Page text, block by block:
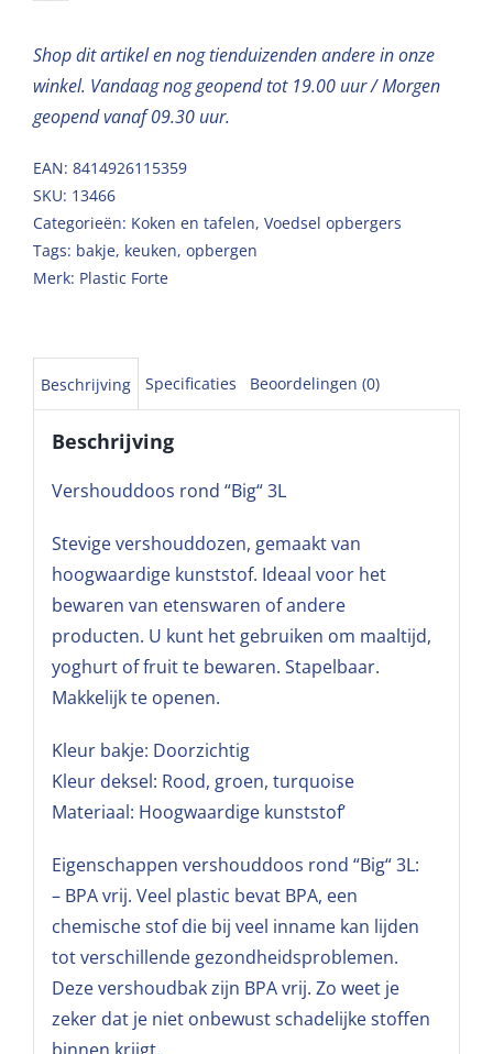
Shop dit artikel en nog tienduizenden andere in onze
winkel. Vandaag nog geopend tot 19.00 uur / Morgen
geopend vanaf 09.30 uur.
EAN: 8414926115359
SKU: 13466
Categorieën: Koken en tafelen, Voedsel opbergers
Tags: bakje, keuken, opbergen
Merk: Plastic Forte
Beschrijving Specificaties Beoordelingen (0)
Beschrijving
Vershouddoos rond “Big“ 3L
Stevige vershouddozen, gemaakt van
hoogwaardige kunststof. Ideaal voor het
bewaren van etenswaren of andere
producten. U kunt het gebruiken om maaltijd,
yoghurt of fruit te bewaren. Stapelbaar.
Makkelijk te openen.
Kleur bakje: Doorzichtig
Kleur deksel: Rood, groen, turquoise
Materiaal: Hoogwaardige kunststof’
Eigenschappen vershouddoos rond “Big“ 3L:
– BPA vrij. Veel plastic bevat BPA, een
chemische stof die bij veel inname kan lijden
tot verschillende gezondheidsproblemen.
Deze vershoudbak zijn BPA vrij. Zo weet je
zeker dat je niet onbewust schadelijke stoffen